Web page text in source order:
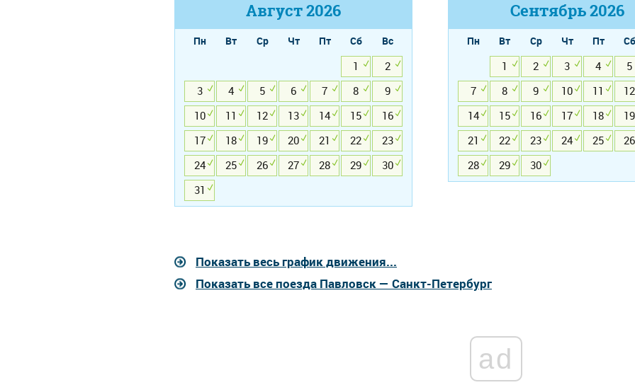
Август2026
Пн Вт Ср Чт Пт Сб
Вс
1
2
3
4 5 6 7 8
9
10
11 12 13 14 15
16
17
18 19 20 21 22
23
24
25 26 27 28 29
30
31
Сентябрь2026
Пн Вт Ср Чт Пт Сб
1
2 3 4 5
7
8 9 10 11 12
14
15 16 17 18 19
21
22 23 24 25 26
28
29 30
Показать весь график движения...
Показать все поезда Павловск — Санкт-Петербург
ad